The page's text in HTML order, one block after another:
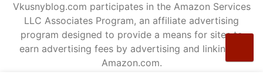
Vkusnyblog.com participates in the Amazon Services
LLC Associates Program, an affiliate advertising
program designed to provide a means for sites to
earn advertising fees by advertising and linking to
Amazon.com.